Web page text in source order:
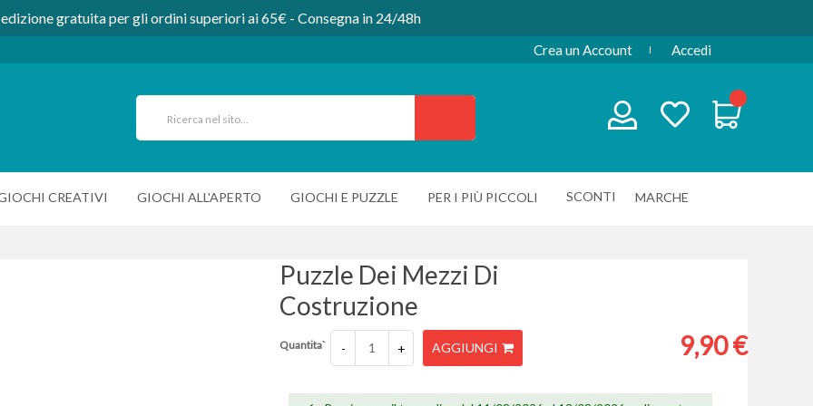
gratuita per gli ordini superiori ai 65€ - Consegna in 24/48h
Crea un Account Accedi
CREATIVI GIOCHI ALL'APERTO GIOCHI E PUZZLE PER I PIÙ PICCOLI SCONTI MARCHE
Puzzle Dei Mezzi Di
Costruzione
Quantita` - + AGGIUNGI 9,90 €